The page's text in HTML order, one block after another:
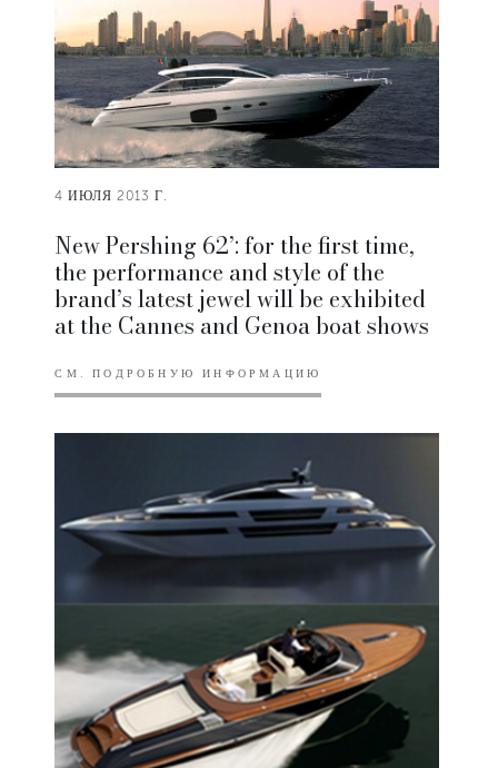
4 ИЮЛЯ 2013 Г.
New Pershing 62’: for the first time,
the performance and style of the
brand’s latest jewel will be exhibited
at the Cannes and Genoa boat shows
СМ. ПОДРОБНУЮ ИНФОРМАЦИЮ